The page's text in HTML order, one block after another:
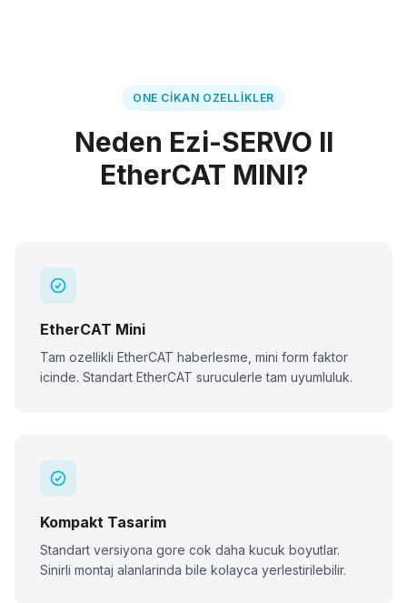
ONE CIKAN OZELLIKLER
Neden Ezi-SERVO II
EtherCAT MINI?
EtherCAT Mini
Tam ozellikli EtherCAT haberlesme, mini form faktor
icinde. Standart EtherCAT suruculerle tam uyumluluk.
Kompakt Tasarim
Standart versiyona gore cok daha kucuk boyutlar.
Sinirli montaj alanlarinda bile kolayca yerlestirilebilir.